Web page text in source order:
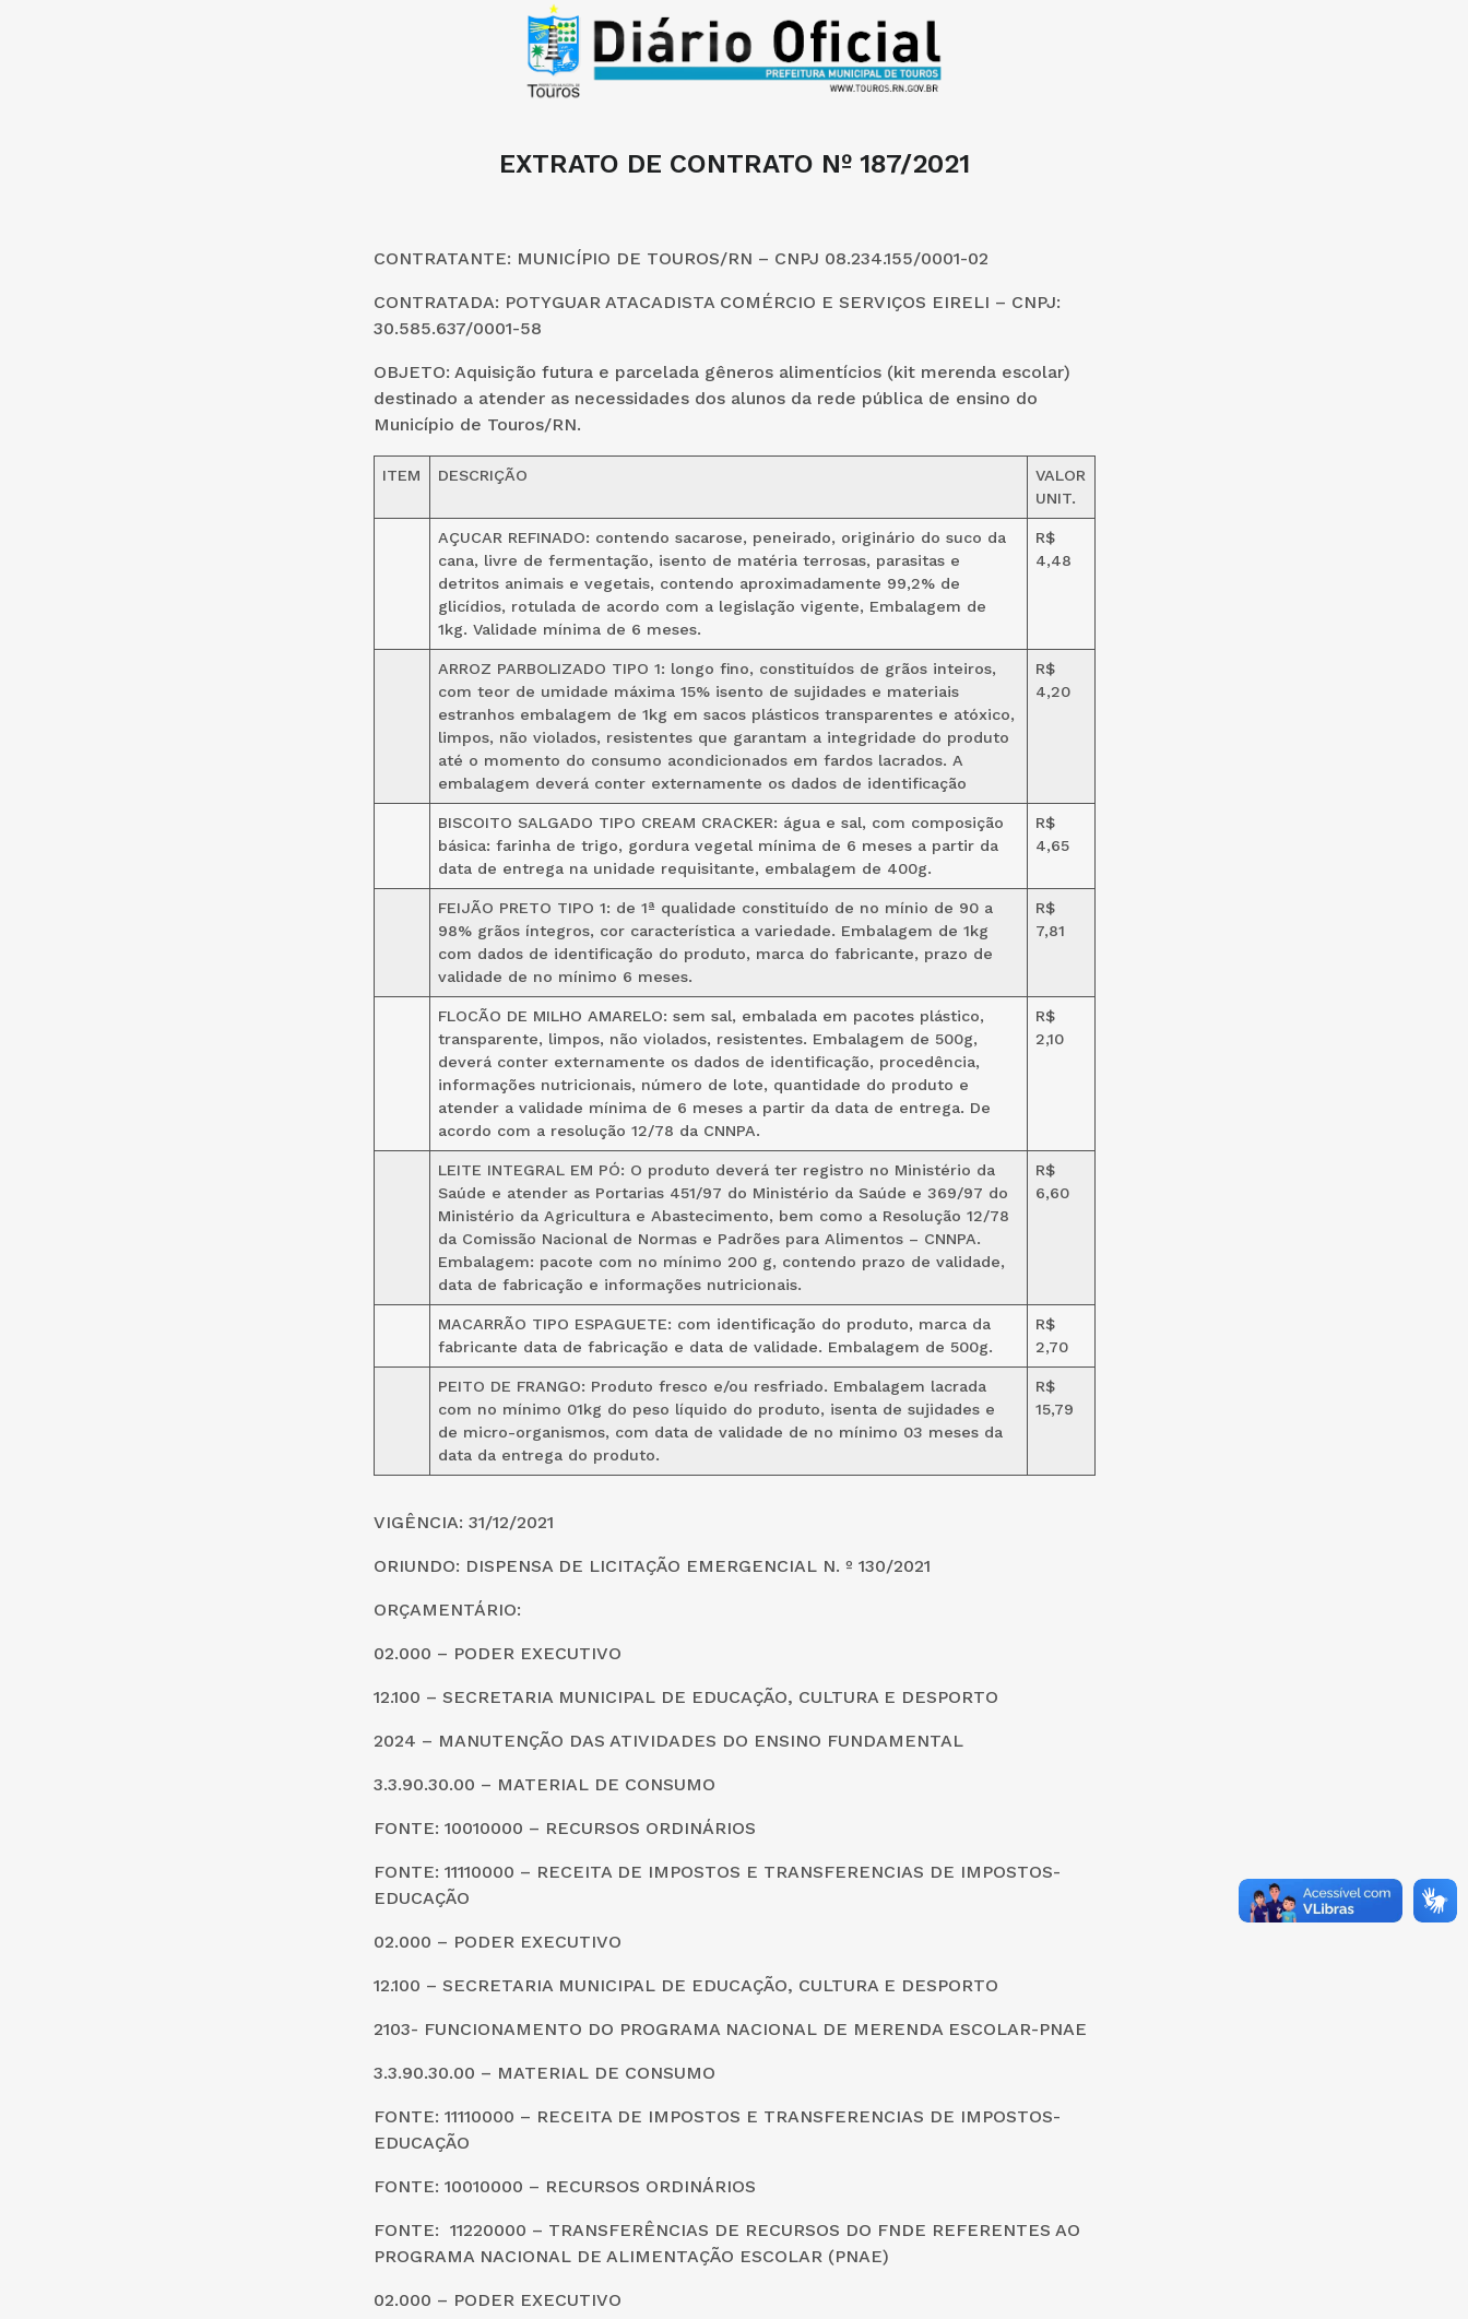
EXTRATO DE CONTRATO Nº 187/2021
CONTRATANTE: MUNICÍPIO DE TOUROS/RN – CNPJ 08.234.155/0001-02
CONTRATADA: POTYGUAR ATACADISTA COMÉRCIO E SERVIÇOS EIRELI – CNPJ:
30.585.637/0001-58
OBJETO: Aquisição futura e parcelada gêneros alimentícios (kit merenda escolar)
destinado a atender as necessidades dos alunos da rede pública de ensino do
Município de Touros/RN.
ITEM DESCRIÇÃO
VALOR
UNIT.
AÇUCAR REFINADO: contendo sacarose, peneirado, originário do suco da
cana, livre de fermentação, isento de matéria terrosas, parasitas e
detritos animais e vegetais, contendo aproximadamente 99,2% de
glicídios, rotulada de acordo com a legislação vigente, Embalagem de
1kg. Validade mínima de 6 meses.
R$
4,48
ARROZ PARBOLIZADO TIPO 1: longo fino, constituídos de grãos inteiros,
com teor de umidade máxima 15% isento de sujidades e materiais
estranhos embalagem de 1kg em sacos plásticos transparentes e atóxico,
limpos, não violados, resistentes que garantam a integridade do produto
até o momento do consumo acondicionados em fardos lacrados. A
embalagem deverá conter externamente os dados de identificação
R$
4,20
BISCOITO SALGADO TIPO CREAM CRACKER: água e sal, com composição
básica: farinha de trigo, gordura vegetal mínima de 6 meses a partir da
data de entrega na unidade requisitante, embalagem de 400g.
R$
4,65
FEIJÃO PRETO TIPO 1: de 1ª qualidade constituído de no mínio de 90 a
98% grãos íntegros, cor característica a variedade. Embalagem de 1kg
com dados de identificação do produto, marca do fabricante, prazo de
validade de no mínimo 6 meses.
R$
7,81
FLOCÃO DE MILHO AMARELO: sem sal, embalada em pacotes plástico,
transparente, limpos, não violados, resistentes. Embalagem de 500g,
deverá conter externamente os dados de identificação, procedência,
informações nutricionais, número de lote, quantidade do produto e
atender a validade mínima de 6 meses a partir da data de entrega. De
acordo com a resolução 12/78 da CNNPA.
R$
2,10
LEITE INTEGRAL EM PÓ: O produto deverá ter registro no Ministério da
Saúde e atender as Portarias 451/97 do Ministério da Saúde e 369/97 do
Ministério da Agricultura e Abastecimento, bem como a Resolução 12/78
da Comissão Nacional de Normas e Padrões para Alimentos – CNNPA.
Embalagem: pacote com no mínimo 200 g, contendo prazo de validade,
data de fabricação e informações nutricionais.
R$
6,60
MACARRÃO TIPO ESPAGUETE: com identificação do produto, marca da
fabricante data de fabricação e data de validade. Embalagem de 500g.
R$
2,70
PEITO DE FRANGO: Produto fresco e/ou resfriado. Embalagem lacrada
com no mínimo 01kg do peso líquido do produto, isenta de sujidades e
de micro-organismos, com data de validade de no mínimo 03 meses da
data da entrega do produto.
R$
15,79
VIGÊNCIA: 31/12/2021
ORIUNDO: DISPENSA DE LICITAÇÃO EMERGENCIAL N. º 130/2021
ORÇAMENTÁRIO:
02.000 – PODER EXECUTIVO
12.100 – SECRETARIA MUNICIPAL DE EDUCAÇÃO, CULTURA E DESPORTO
2024 – MANUTENÇÃO DAS ATIVIDADES DO ENSINO FUNDAMENTAL
3.3.90.30.00 – MATERIAL DE CONSUMO
FONTE: 10010000 – RECURSOS ORDINÁRIOS
FONTE: 11110000 – RECEITA DE IMPOSTOS E TRANSFERENCIAS DE IMPOSTOS-
EDUCAÇÃO
02.000 – PODER EXECUTIVO
12.100 – SECRETARIA MUNICIPAL DE EDUCAÇÃO, CULTURA E DESPORTO
2103- FUNCIONAMENTO DO PROGRAMA NACIONAL DE MERENDA ESCOLAR-PNAE
3.3.90.30.00 – MATERIAL DE CONSUMO
FONTE: 11110000 – RECEITA DE IMPOSTOS E TRANSFERENCIAS DE IMPOSTOS-
EDUCAÇÃO
FONTE: 10010000 – RECURSOS ORDINÁRIOS
FONTE: 11220000 – TRANSFERÊNCIAS DE RECURSOS DO FNDE REFERENTES AO
PROGRAMA NACIONAL DE ALIMENTAÇÃO ESCOLAR (PNAE)
02.000 – PODER EXECUTIVO